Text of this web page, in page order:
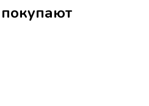
Детская комната La-man
БЕСПЛАТНО.
кровати при спальном месте